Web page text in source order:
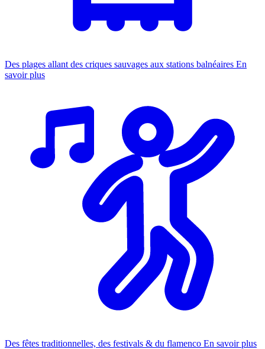
Des plages allant des criques sauvages aux stations balnéaires En
savoir plus
Des fêtes traditionnelles, des festivals & du flamenco En savoir plus